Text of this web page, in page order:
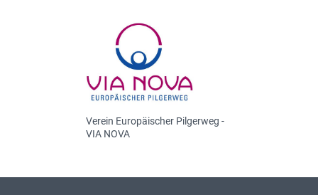
Verein Europäischer Pilgerweg -
VIA NOVA